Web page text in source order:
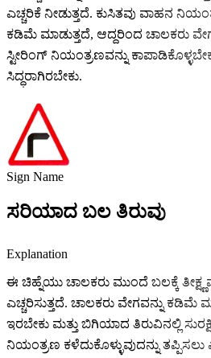
ಎಚ್ಚರಿಕೆ ನೀಡುತ್ತದೆ. ಕುಸಿತವು ವಾಹನ
ಕಡಿಮೆ ಮಾಡುತ್ತದೆ, ಆದ್ದರಿಂದ ಚಾಲಕರು
ಸ್ಟೀರಿಂಗ್ ನಿಯಂತ್ರಣವನ್ನು
ಸಿದ್ಧರಾಗಿರಬೇಕು.
Sign Name
ಸರಿಯಾದ ಬಲ ತಿರುವು
Explanation
ಈ ಚಿಹ್ನೆಯು ಚಾಲಕರು ಮುಂದೆ ಬಲಕ್ಕೆ
ಎಚ್ಚರಿಸುತ್ತದೆ. ಚಾಲಕರು ವೇಗವನ್ನು ಕಡಿಮೆ
ಇರಬೇಕು ಮತ್ತು ಬಿಗಿಯಾದ ತಿರುವಿನಲ್ಲಿ
ನಿಯಂತ್ರಣ ಕಳೆದುಕೊಳ್ಳುವುದನ್ನು